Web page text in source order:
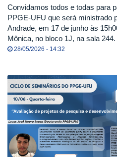
Convidamos todos e todas para
PPGE-UFU que será ministrado
Andrade, em 17 de junho às
Mônica, no bloco 1J, na sala 244.
28/05/2026 - 14:32